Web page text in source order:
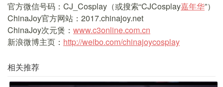
官方微信号码：CJ_Cosplay（或搜索“CJCosplay嘉年华”）
ChinaJoy官方网站：2017.chinajoy.net
ChinaJoy次元煲： www.c3online.com.cn
新浪微博主页： http://weibo.com/chinajoycosplay
相关推荐